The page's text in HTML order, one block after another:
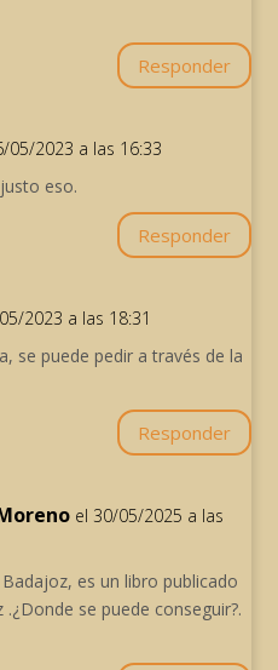
Responder
05/2023 a las 16:33
eso.
Responder
2023 a las 18:31
se puede pedir a través de la
Responder
el 30/05/2025 a las
es un libro publicado
se puede conseguir?.